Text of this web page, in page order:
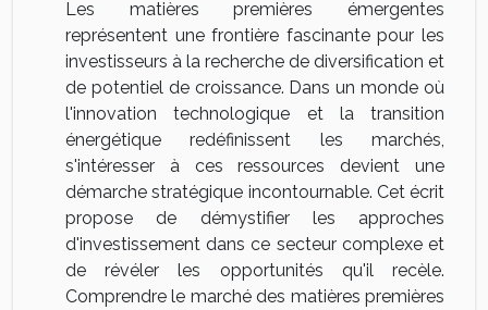
Les matières premières émergentes
représentent une frontière fascinante pour les
investisseurs à la recherche de diversification et
de potentiel de croissance. Dans un monde où
l'innovation technologique et la transition
énergétique redéfinissent les marchés,
s'intéresser à ces ressources devient une
démarche stratégique incontournable. Cet écrit
propose de démystifier les approches
d'investissement dans ce secteur complexe et
de révéler les opportunités qu'il recèle.
Comprendre le marché des matières premières